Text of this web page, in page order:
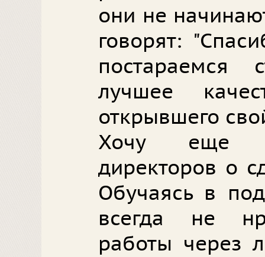
они не
говорят:
постараемся
лучшее
открывшего
Хочу еще
директоров о
Обучаясь в
всегда не
работы через